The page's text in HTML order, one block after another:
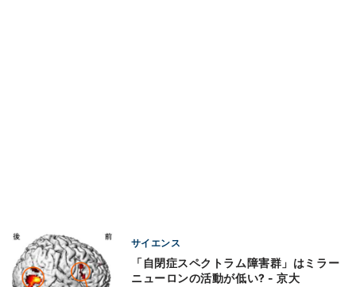
サイエンス
「自閉症スペクトラム障害群」はミラー
ニューロンの活動が低い? - 京大